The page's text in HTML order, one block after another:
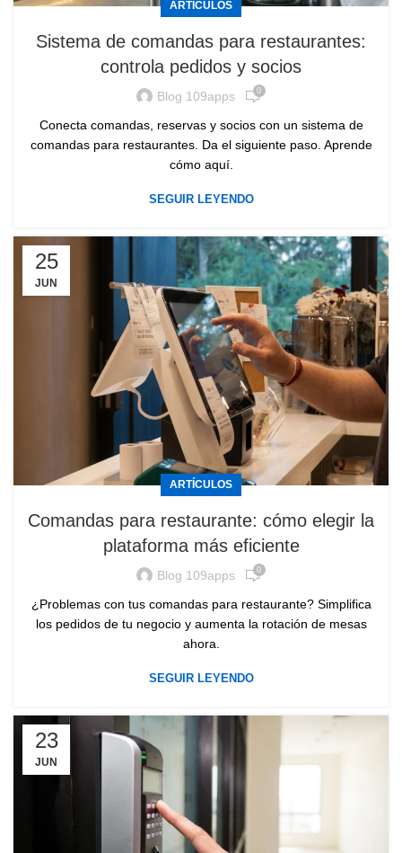
ARTÍCULOS
Sistema de comandas para restaurantes:
controla pedidos y socios
Blog 109apps 0
Conecta comandas, reservas y socios con un sistema de
comandas para restaurantes. Da el siguiente paso. Aprende
cómo aquí.
SEGUIR LEYENDO
25
JUN
ARTÍCULOS
Comandas para restaurante: cómo elegir la
plataforma más eficiente
Blog 109apps 0
¿Problemas con tus comandas para restaurante? Simplifica
los pedidos de tu negocio y aumenta la rotación de mesas
ahora.
SEGUIR LEYENDO
23
JUN